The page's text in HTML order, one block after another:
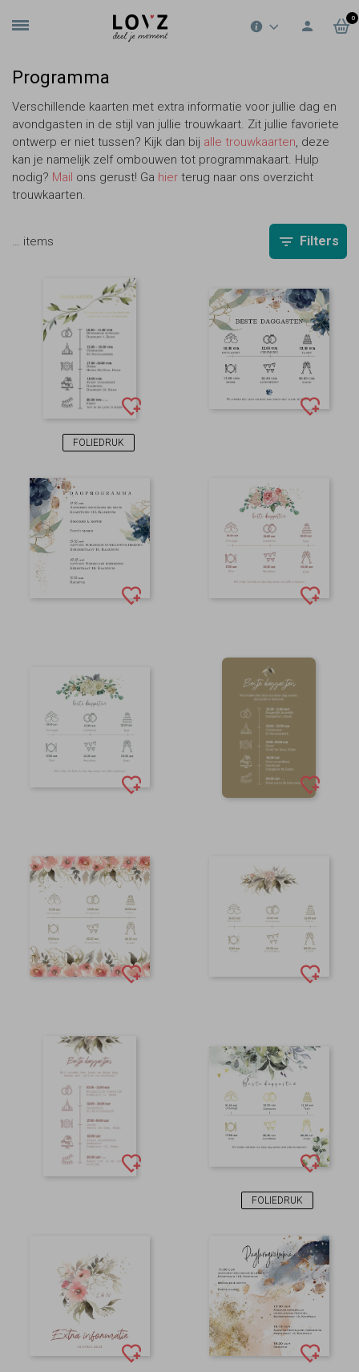
0
Programma
Verschillende kaarten met extra informatie voor jullie dag en
avondgasten in de stijl van jullie trouwkaart. Zit jullie favoriete
ontwerp er niet tussen? Kijk dan bij alle trouwkaarten, deze
kan je namelijk zelf ombouwen tot programmakaart. Hulp
nodig? Mail ons gerust! Ga hier terug naar ons overzicht
trouwkaarten.
… items Filters
FOLIEDRUK
FOLIEDRUK